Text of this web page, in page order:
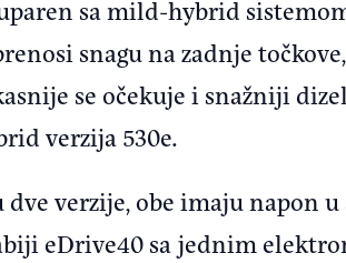
sa mild-hybrid
snagu na zadnje
se očekuje i snažniji
verzija 530e.
verzije, obe imaju napon u
eDrive40 sa jednim